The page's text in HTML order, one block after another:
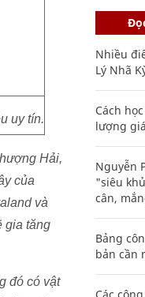
uy tín.
Hải,
của
và
gia tăng
đó có vật
Nhiều
Lý Nhã
Cách
lượng
Nguyễn
"siêu
cân,
Bảng
bản cần